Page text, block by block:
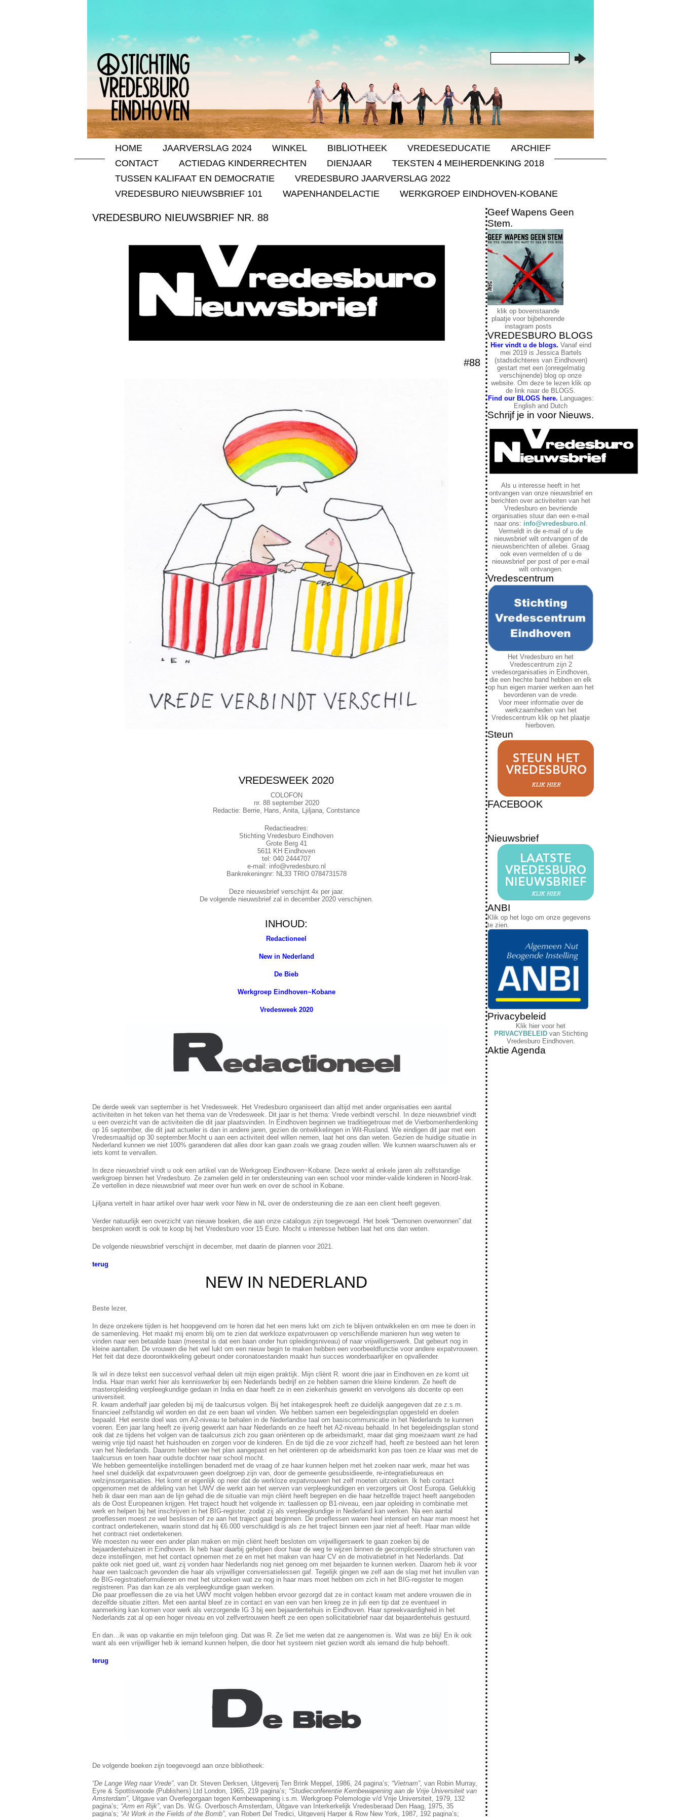
HOME JAARVERSLAG 2024 WINKEL BIBLIOTHEEK VREDESEDUCATIE
ARCHIEF
CONTACT
ACTIEDAG KINDERRECHTEN DIENJAAR
TEKSTEN 4 MEIHERDENKING 2018
TUSSEN KALIFAAT EN DEMOCRATIE
VREDESBURO JAARVERSLAG 2022
VREDESBURO NIEUWSBRIEF 101
WAPENHANDELACTIE WERKGROEP EINDHOVEN-KOBANE
VREDESBURO NIEUWSBRIEF NR. 88
#88
VREDESWEEK 2020
COLOFON
nr. 88 september 2020
Redactie: Berrie, Hans, Anita, Ljiljana, Contstance
Redactieadres:
Stichting Vredesburo Eindhoven
Grote Berg 41
5611 KH Eindhoven
tel: 040 2444707
e-mail: info@vredesburo.nl
Bankrekeningnr: NL33 TRIO 0784731578
Deze nieuwsbrief verschijnt 4x per jaar.
De volgende nieuwsbrief zal in december 2020 verschijnen.
INHOUD:
Redactioneel
New in Nederland
De Bieb
Werkgroep Eindhoven~Kobane
Vredesweek 2020
De derde week van september is het Vredesweek. Het Vredesburo organiseert dan altijd met ander organisaties een aantal
activiteiten in het teken van het thema van de Vredesweek. Dit jaar is het thema: Vrede verbindt verschil. In deze nieuwsbrief vindt
u een overzicht van de activiteiten die dit jaar plaatsvinden. In Eindhoven beginnen we traditiegetrouw met de Vierbomenherdenking
op 16 september, die dit jaat actueler is dan in andere jaren, gezien de ontwikkelingen in Wit-Rusland. We eindigen dit jaar met een
Vredesmaaltijd op 30 september.Mocht u aan een activiteit deel willen nemen, laat het ons dan weten. Gezien de huidige situatie in
Nederland kunnen we niet 100% garanderen dat alles door kan gaan zoals we graag zouden willen. We kunnen waarschuwen als er
iets komt te vervallen.
In deze nieuwsbrief vindt u ook een artikel van de Werkgroep Eindhoven~Kobane. Deze werkt al enkele jaren als zelfstandige
werkgroep binnen het Vredesburo. Ze zamelen geld in ter ondersteuning van een school voor minder-valide kinderen in Noord-Irak.
Ze vertellen in deze nieuwsbrief wat meer over hun werk en over de school in Kobane.
Ljiljana vertelt in haar artikel over haar werk voor New in NL over de ondersteuning die ze aan een client heeft gegeven.
Verder natuurlijk een overzicht van nieuwe boeken, die aan onze catalogus zijn toegevoegd. Het boek “Demonen overwonnen” dat
besproken wordt is ook te koop bij het Vredesburo voor 15 Euro. Mocht u interesse hebben laat het ons dan weten.
De volgende nieuwsbrief verschijnt in december, met daarin de plannen voor 2021.
terug
NEW IN NEDERLAND
Beste lezer,
In deze onzekere tijden is het hoopgevend om te horen dat het een mens lukt om zich te blijven ontwikkelen en om mee te doen in
de samenleving. Het maakt mij enorm blij om te zien dat werkloze expatvrouwen op verschillende manieren hun weg weten te
vinden naar een betaalde baan (meestal is dat een baan onder hun opleidingsniveau) of naar vrijwilligerswerk. Dat gebeurt nog in
kleine aantallen. De vrouwen die het wel lukt om een nieuw begin te maken hebben een voorbeeldfunctie voor andere expatvrouwen.
Het feit dat deze doorontwikkeling gebeurt onder coronatoestanden maakt hun succes wonderbaarlijker en opvallender.
Ik wil in deze tekst een succesvol verhaal delen uit mijn eigen praktijk. Mijn cliënt R. woont drie jaar in Eindhoven en ze komt uit
India. Haar man werkt hier als kenniswerker bij een Nederlands bedrijf en ze hebben samen drie kleine kinderen. Ze heeft de
masteropleiding verpleegkundige gedaan in India en daar heeft ze in een ziekenhuis gewerkt en vervolgens als docente op een
universiteit.
R. kwam anderhalf jaar geleden bij mij de taalcursus volgen. Bij het intakegesprek heeft ze duidelijk aangegeven dat ze z.s.m.
financieel zelfstandig wil worden en dat ze een baan wil vinden. We hebben samen een begeleidingsplan opgesteld en doelen
bepaald. Het eerste doel was om A2-niveau te behalen in de Nederlandse taal om basiscommunicatie in het Nederlands te kunnen
voeren. Een jaar lang heeft ze ijverig gewerkt aan haar Nederlands en ze heeft het A2-niveau behaald. In het begeleidingsplan stond
ook dat ze tijdens het volgen van de taalcursus zich zou gaan oriënteren op de arbeidsmarkt, maar dat ging moeizaam want ze had
weinig vrije tijd naast het huishouden en zorgen voor de kinderen. En de tijd die ze voor zichzelf had, heeft ze besteed aan het leren
van het Nederlands. Daarom hebben we het plan aangepast en het oriënteren op de arbeidsmarkt kon pas toen ze klaar was met de
taalcursus en toen haar oudste dochter naar school mocht.
We hebben gemeentelijke instellingen benaderd met de vraag of ze haar kunnen helpen met het zoeken naar werk, maar het was
heel snel duidelijk dat expatvrouwen geen doelgroep zijn van, door de gemeente gesubsidieerde, re-integratiebureaus en
welzijnsorganisaties. Het komt er eigenlijk op neer dat de werkloze expatvrouwen het zelf moeten uitzoeken. Ik heb contact
opgenomen met de afdeling van het UWV die werkt aan het werven van verpleegkundigen en verzorgers uit Oost Europa. Gelukkig
heb ik daar een man aan de lijn gehad die de situatie van mijn cliënt heeft begrepen en die haar hetzelfde traject heeft aangeboden
als de Oost Europeanen krijgen. Het traject houdt het volgende in: taallessen op B1-niveau, een jaar opleiding in combinatie met
werk en helpen bij het inschrijven in het BIG-register, zodat zij als verpleegkundige in Nederland kan werken. Na een aantal
proeflessen moest ze wel beslissen of ze aan het traject gaat beginnen. De proeflessen waren heel intensief en haar man moest het
contract ondertekenen, waarin stond dat hij €6.000 verschuldigd is als ze het traject binnen een jaar niet af heeft. Haar man wilde
het contract niet ondertekenen.
We moesten nu weer een ander plan maken en mijn cliënt heeft besloten om vrijwilligerswerk te gaan zoeken bij de
bejaardentehuizen in Eindhoven. Ik heb haar daarbij geholpen door haar de weg te wijzen binnen de gecompliceerde structuren van
deze instellingen, met het contact opnemen met ze en met het maken van haar CV en de motivatiebrief in het Nederlands. Dat
pakte ook niet goed uit, want zij vonden haar Nederlands nog niet genoeg om met bejaarden te kunnen werken. Daarom heb ik voor
haar een taalcoach gevonden die haar als vrijwilliger conversatielessen gaf. Tegelijk gingen we zelf aan de slag met het invullen van
de BIG-registratieformulieren en met het uitzoeken wat ze nog in haar mars moet hebben om zich in het BIG-register te mogen
registreren. Pas dan kan ze als verpleegkundige gaan werken.
Die paar proeflessen die ze via het UWV mocht volgen hebben ervoor gezorgd dat ze in contact kwam met andere vrouwen die in
dezelfde situatie zitten. Met een aantal bleef ze in contact en van een van hen kreeg ze in juli een tip dat ze eventueel in
aanmerking kan komen voor werk als verzorgende IG 3 bij een bejaardentehuis in Eindhoven. Haar spreekvaardigheid in het
Nederlands zat al op een hoger niveau en vol zelfvertrouwen heeft ze een open sollicitatiebrief naar dat bejaardentehuis gestuurd.
En dan…ik was op vakantie en mijn telefoon ging. Dat was R. Ze liet me weten dat ze aangenomen is. Wat was ze blij! En ik ook
want als een vrijwilliger heb ik iemand kunnen helpen, die door het systeem niet gezien wordt als iemand die hulp behoeft.
terug
De volgende boeken zijn toegevoegd aan onze bibliotheek:
“De Lange Weg naar Vrede”, van Dr. Steven Derksen, Uitgeverij Ten Brink Meppel, 1986, 24 pagina’s; “Vietnam”, van Robin Murray,
Eyre & Spottiswoode (Publishers) Ltd London, 1965, 219 pagina’s; “Studieconferentie Kernbewapening aan de Vrije Universiteit van
Amsterdam”, Uitgave van Overlegorgaan tegen Kernbewapening i.s.m. Werkgroep Polemologie v/d Vrije Universiteit, 1979, 132
pagina’s; “Arm en Rijk”, van Ds. W.G. Overbosch Amsterdam, Uitgave van Interkerkelijk Vredesberaad Den Haag, 1975, 35
pagina’s; “At Work in the Fields of the Bomb”, van Robert Del Tredici, Uitgeverij Harper & Row New York, 1987, 192 pagina’s;
Geef Wapens Geen
Stem.
klik op bovenstaande
plaatje voor bijbehorende
instagram posts
VREDESBURO BLOGS
Hier vindt u de blogs. Vanaf eind
mei 2019 is Jessica Bartels
(stadsdichteres van Eindhoven)
gestart met een (onregelmatig
verschijnende) blog op onze
website. Om deze te lezen klik op
de link naar de BLOGS.
Find our BLOGS here. Languages:
English and Dutch
Schrijf je in voor Nieuws.
Als u interesse heeft in het
ontvangen van onze nieuwsbrief en
berichten over activiteiten van het
Vredesburo en bevriende
organisaties stuur dan een e-mail
naar ons: info@vredesburo.nl .
Vermeldt in de e-mail of u de
nieuwsbrief wilt ontvangen of de
nieuwsberichten of allebei. Graag
ook even vermelden of u de
nieuwsbrief per post of per e-mail
wilt ontvangen.
Vredescentrum
Het Vredesburo en het
Vredescentrum zijn 2
vredesorganisaties in Eindhoven,
die een hechte band hebben en elk
op hun eigen manier werken aan het
bevorderen van de vrede.
Voor meer informatie over de
werkzaamheden van het
Vredescentrum klik op het plaatje
hierboven.
Steun
FACEBOOK
Nieuwsbrief
ANBI
Klik op het logo om onze gegevens
te zien.
Privacybeleid
Klik hier voor het
PRIVACYBELEIDvan Stichting
Vredesburo Eindhoven.
Aktie Agenda